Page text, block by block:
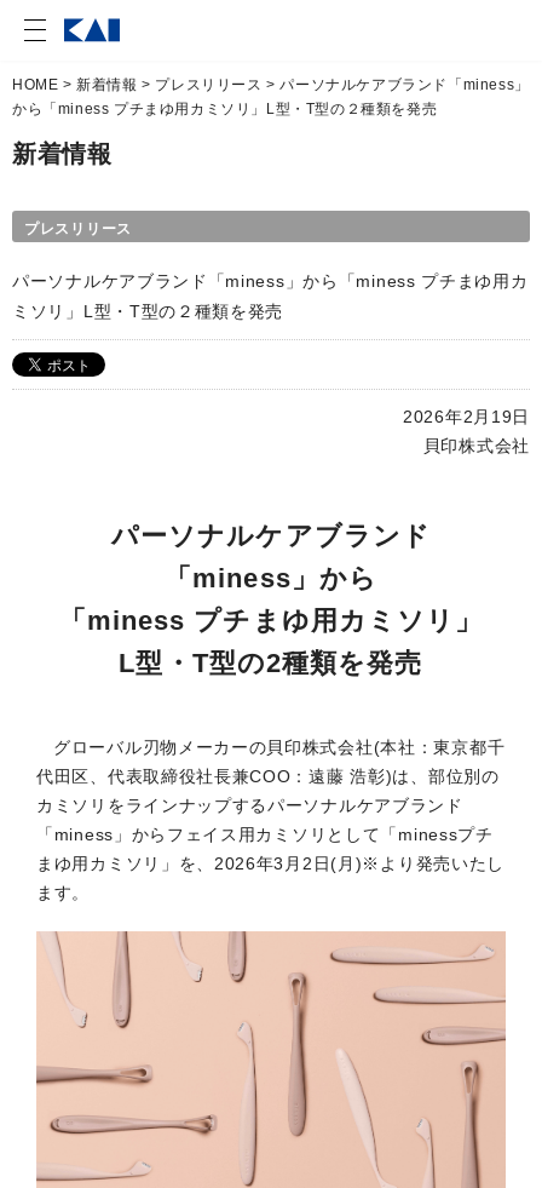
HOME >新着情報 > プレスリリース > パーソナルケアブランド「miness」
から「miness プチまゆ用カミソリ」L型・T型の２種類を発売
新着情報
プレスリリース
パーソナルケアブランド「miness」から「miness プチまゆ用カ
ミソリ」L型・T型の２種類を発売
2026年2月19日
貝印株式会社
パーソナルケアブランド
「miness」から
「miness プチまゆ用カミソリ」
L型・T型の2種類を発売
グローバル刃物メーカーの⾙印株式会社(本社：東京都千
代⽥区、代表取締役社長兼COO：遠藤 浩彰)は、部位別の
カミソリをラインナップするパーソナルケアブランド
「miness」からフェイス用カミソリとして「minessプチ
まゆ用カミソリ」を、2026年3月2日(月)※より発売いたし
ます。